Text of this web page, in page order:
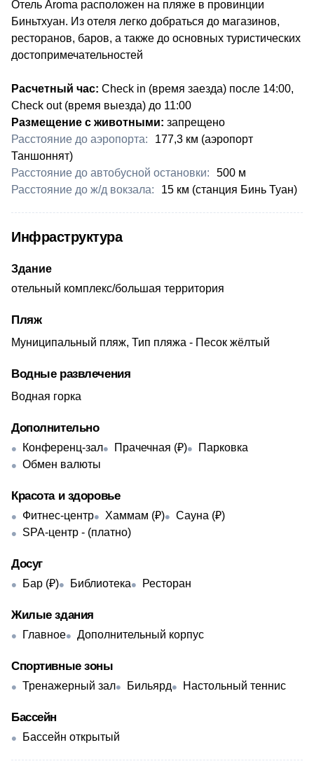
Отель Aroma расположен на пляже в провинции
Биньтхуан. Из отеля легко добраться до магазинов,
ресторанов, баров, а также до основных туристических
достопримечательностей
Расчетный час: Check in (время заезда) после 14:00,
Check out (время выезда) до 11:00
Размещение с животными: запрещено
Расстояние до аэропорта:
​177,3 км (аэропорт
Таншоннят)
Расстояние до автобусной остановки:
​500 м
Расстояние до ж/д вокзала:
​15 км (станция Бинь Туан)
Инфраструктура
Здание
отельный комплекс/большая территория
Пляж
Муниципальный пляж, Тип пляжа - Песок жёлтый
Водные развлечения
Водная горка
Дополнительно
Конференц-зал Прачечная (₽)
Парковка
Обмен валюты
Красота и здоровье
Фитнес-центр Хаммам (₽)
Сауна (₽)
SPA-центр - ​(платно)
Досуг
Бар (₽) Библиотека Ресторан
Жилые здания
Главное Дополнительный корпус
Спортивные зоны
Тренажерный зал Бильярд Настольный теннис
Бассейн
Бассейн открытый